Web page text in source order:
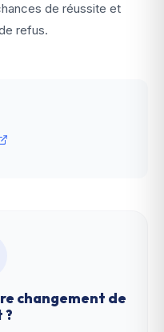
de réussite et
refus.
changement de
?